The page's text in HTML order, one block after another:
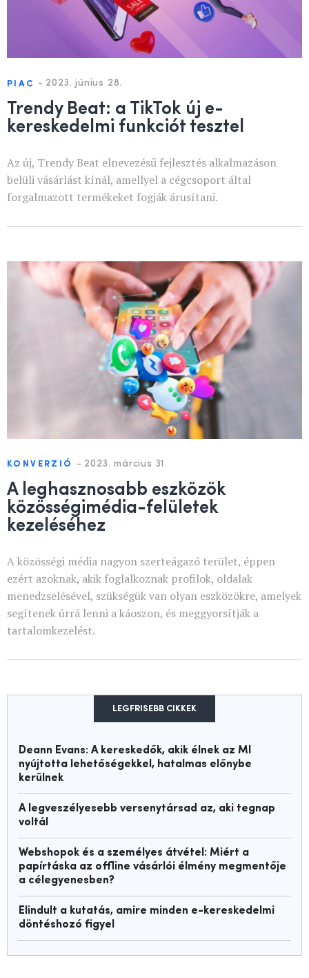
PIAC - 2023. június 28.
Trendy Beat: a TikTok új e-
kereskedelmi funkciót tesztel
Az új, Trendy Beat elnevezésű fejlesztés alkalmazáson
belüli vásárlást kínál, amellyel a cégcsoport által
forgalmazott termékeket fogják árusítani.
KONVERZIÓ - 2023. március 31.
A leghasznosabb eszközök
közösségimédia-felületek
kezeléséhez
A közösségi média nagyon szerteágazó terület, éppen
ezért azoknak, akik foglalkoznak profilok, oldalak
menedzselésével, szükségük van olyan eszközökre, amelyek
segítenek úrrá lenni a káoszon, és meggyorsítják a
tartalomkezelést.
LEGFRISEBB CIKKEK
Deann Evans: A kereskedők, akik élnek az MI
nyújtotta lehetőségekkel, hatalmas előnybe
kerülnek
A legveszélyesebb versenytársad az, aki tegnap
voltál
Webshopok és a személyes átvétel: Miért a
papírtáska az offline vásárlói élmény megmentője
a célegyenesben?
Elindult a kutatás, amire minden e-kereskedelmi
döntéshozó figyel